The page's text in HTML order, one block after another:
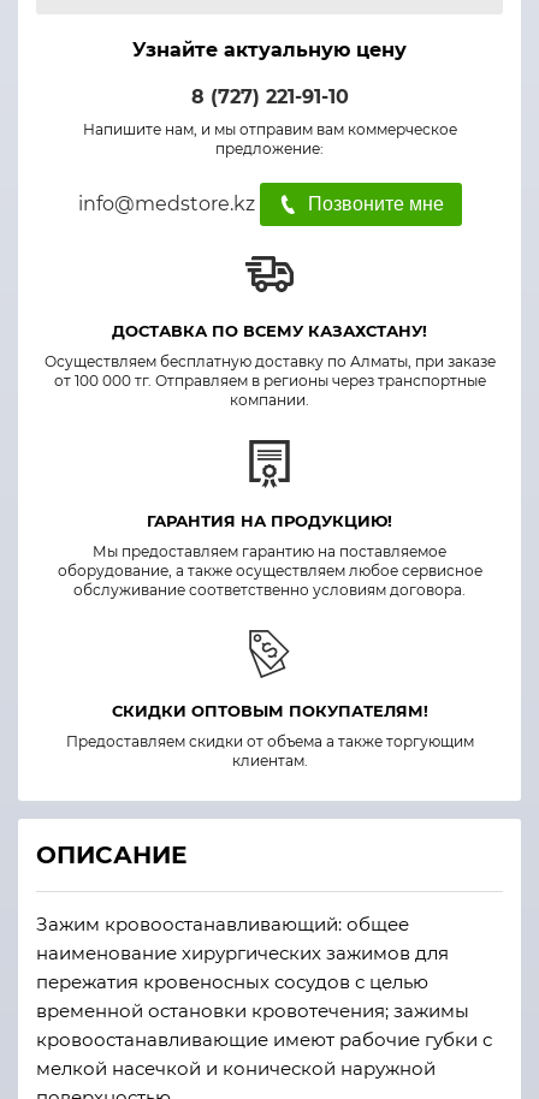
Узнайте актуальную цену
8 (727) 221-91-10
Напишите нам, и мы отправим вам коммерческое
предложение:
info@medstore.kz Позвоните мне
ДОСТАВКА ПО ВСЕМУ КАЗАХСТАНУ!
Осуществляем бесплатную доставку по Алматы, при заказе
от 100 000 тг. Отправляем в регионы через транспортные
компании.
ГАРАНТИЯ НА ПРОДУКЦИЮ!
Мы предоставляем гарантию на поставляемое
оборудование, а также осуществляем любое сервисное
обслуживание соответственно условиям договора.
СКИДКИ ОПТОВЫМ ПОКУПАТЕЛЯМ!
Предоставляем скидки от объема а также торгующим
клиентам.
ОПИСАНИЕ
Зажим кровоостанавливающий: общее
наименование хирургических зажимов для
пережатия кровеносных сосудов с целью
временной остановки кровотечения; зажимы
кровоостанавливающие имеют рабочие губки с
мелкой насечкой и конической наружной